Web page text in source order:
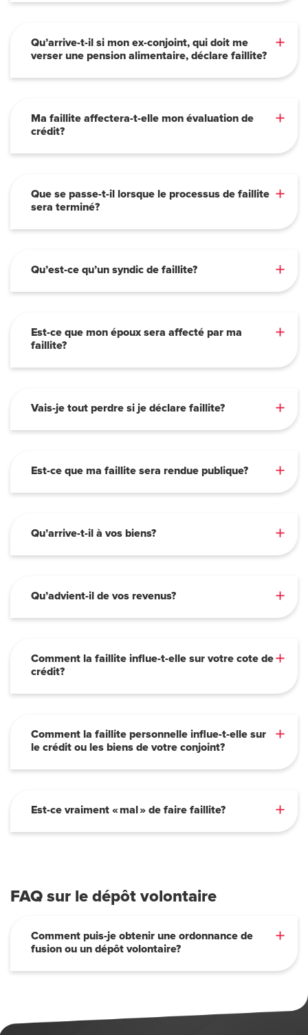
Qu’arrive-t-il si mon ex-conjoint, qui doit me
verser une pension alimentaire, déclare faillite?
Ma faillite affectera-t-elle mon évaluation de
crédit?
Que se passe-t-il lorsque le processus de faillite
sera terminé?
Qu’est-ce qu’un syndic de faillite?
Est-ce que mon époux sera affecté par ma
faillite?
Vais-je tout perdre si je déclare faillite?
Est-ce que ma faillite sera rendue publique?
Qu’arrive-t-il à vos biens?
Qu’advient-il de vos revenus?
Comment la faillite influe-t-elle sur votre cote de
crédit?
Comment la faillite personnelle influe-t-elle sur
le crédit ou les biens de votre conjoint?
Est-ce vraiment « mal » de faire faillite?
FAQ sur le dépôt volontaire
Comment puis-je obtenir une ordonnance de
fusion ou un dépôt volontaire?